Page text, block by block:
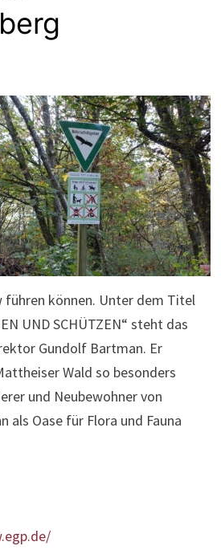
führen können. Unter dem Titel
UND SCHÜTZEN“ steht das
Gundolf Bartman. Er
Wald so besonders
und Neubewohner von
als Oase für Flora und Fauna